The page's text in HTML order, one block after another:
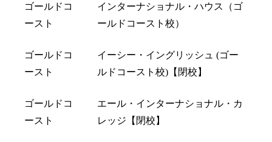
ゴールドコ
ースト
インターナショナル・ハウス（ゴ
ールドコースト校）
ゴールドコ
ースト
イーシー・イングリッシュ (ゴー
ルドコースト校)【閉校】
ゴールドコ
ースト
エール・インターナショナル・カ
レッジ【閉校】